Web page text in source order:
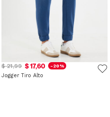
$ 21,99 $ 17,60 -20%
Jogger Tiro Alto